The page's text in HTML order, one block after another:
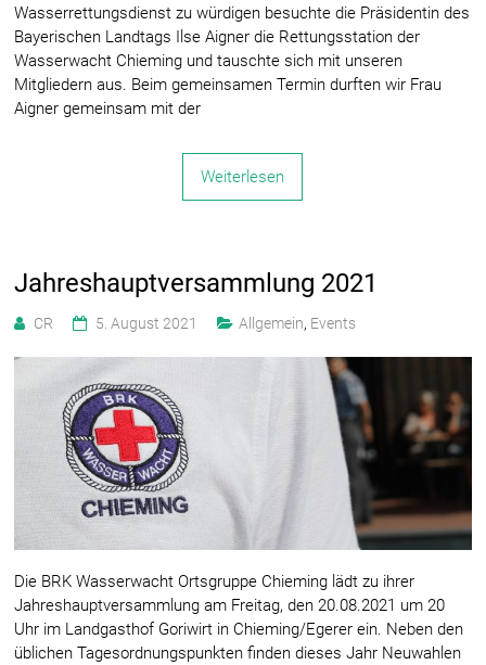
Wasserrettungsdienst zu würdigen besuchte die Präsidentin des
Bayerischen Landtags Ilse Aigner die Rettungsstation der
Wasserwacht Chieming und tauschte sich mit unseren
Mitgliedern aus. Beim gemeinsamen Termin durften wir Frau
Aigner gemeinsam mit der
Weiterlesen
Jahreshauptversammlung 2021
CR 5. August 2021 Allgemein, Events
Die BRK Wasserwacht Ortsgruppe Chieming lädt zu ihrer
Jahreshauptversammlung am Freitag, den 20.08.2021 um 20
Uhr im Landgasthof Goriwirt in Chieming/Egerer ein. Neben den
üblichen Tagesordnungspunkten finden dieses Jahr Neuwahlen